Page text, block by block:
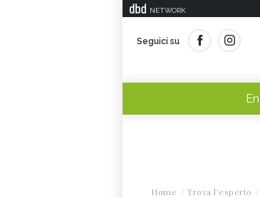
NETWORK
Seguici su
Home Trova l'esperto